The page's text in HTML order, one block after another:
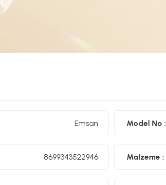
Emsan Model No :
8699343522946 Malzeme :